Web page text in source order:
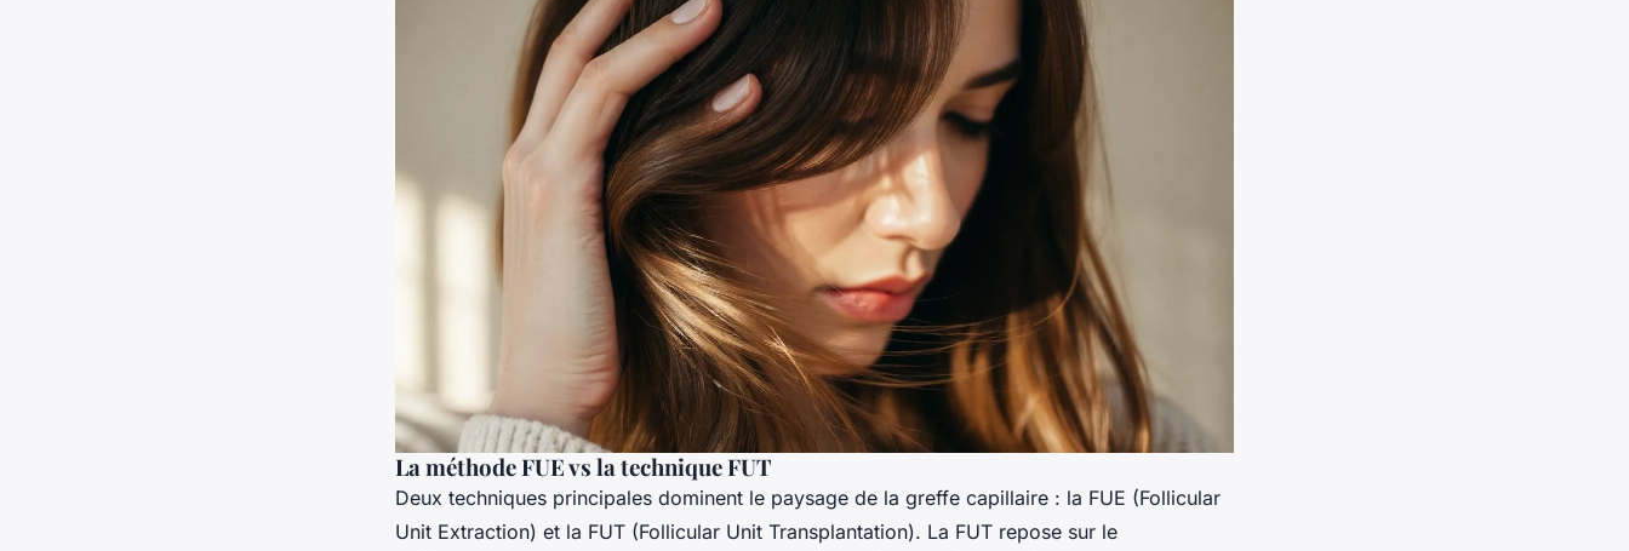
La méthode FUE vs la technique FUT
Deux techniques principales dominent le paysage de la greffe capillaire : la FUE (Follicular
Unit Extraction) et la FUT (Follicular Unit Transplantation). La FUT repose sur le